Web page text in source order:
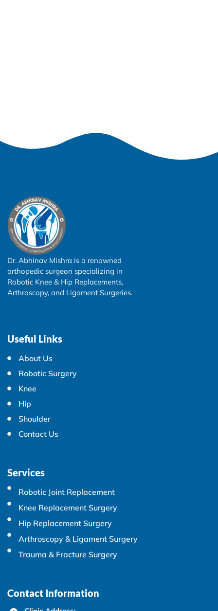
Dr. Abhinav Mishra is a renowned
orthopedic surgeon specializing in
Robotic Knee & Hip Replacements,
Arthroscopy, and Ligament Surgeries.
Useful Links
About Us
Robotic Surgery
Knee
Hip
Shoulder
Contact Us
Services
Robotic Joint Replacement
Knee Replacement Surgery
Hip Replacement Surgery
Arthroscopy & Ligament Surgery
Trauma & Fracture Surgery
Contact Information